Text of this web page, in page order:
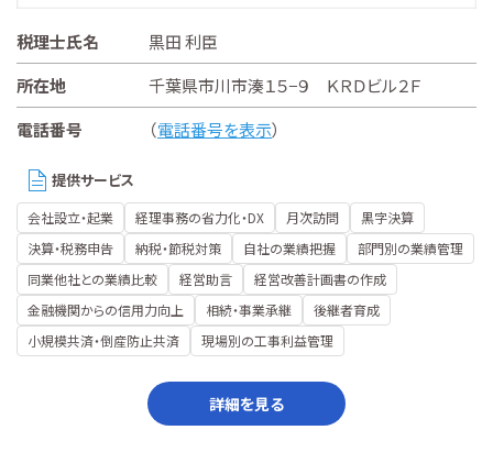
税理士氏名
黒田 利臣
所在地
千葉県市川市湊１５−９ ＫＲＤビル２Ｆ
電話番号
（電話番号を表示）
提供サービス
会社設立・起業 経理事務の省力化・DX 月次訪問
黒字決算
決算・税務申告
納税・節税対策 自社の業績把握
部門別の業績管理
同業他社との業績比較
経営助言
経営改善計画書の作成
金融機関からの信用力向上
相続・事業承継
後継者育成
小規模共済・倒産防止共済
現場別の工事利益管理
詳細を見る